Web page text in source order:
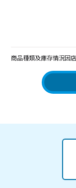
商品種類及庫存情況因